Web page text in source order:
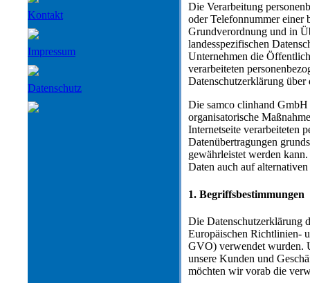
Kontakt
Impressum
Datenschutz
Die Verarbeitung
oder Telefonnummer einer
Grundverordnung und in
landesspezifischen
Unternehmen die
verarbeiteten
Datenschutzerklärung über
Die samco clinhand
organisatorische
Internetseite verarbeiteten
Datenübertragungen
gewährleistet werden
Daten auch auf
1. Begriffsbestimmungen
Die Datenschutzerklärung
Europäischen Richtlinien-
GVO) verwendet wurden.
unsere Kunden und
möchten wir vorab die